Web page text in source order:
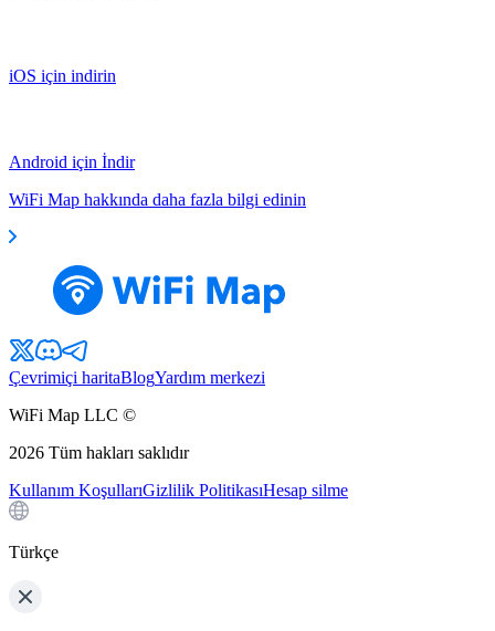
iOS için indirin
Android için İndir
WiFi Map hakkında daha fazla bilgi edinin
Çevrimiçi haritaBlogYardım merkezi
WiFi Map LLC ©
2026 Tüm hakları saklıdır
Kullanım KoşullarıGizlilik PolitikasıHesap silme
Türkçe